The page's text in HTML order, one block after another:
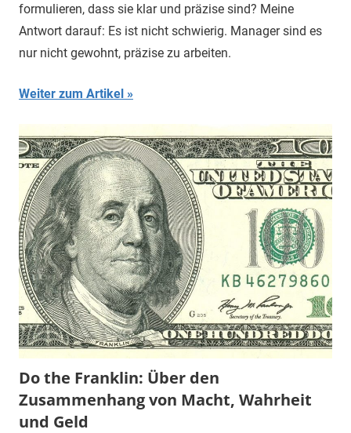
formulieren, dass sie klar und präzise sind? Meine
Antwort darauf: Es ist nicht schwierig. Manager sind es
nur nicht gewohnt, präzise zu arbeiten.
Weiter zum Artikel
Do the Franklin: Über den
Zusammenhang von Macht, Wahrheit
und Geld